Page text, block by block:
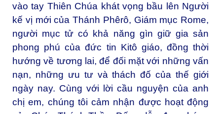
vào tay Thiên Chúa khát vọng bầu lên Người
kế vị mới của Thánh Phêrô, Giám mục Rome,
người mục tử có khả năng gìn giữ gia sản
phong phú của đức tin Kitô giáo, đồng thời
hướng về tương lai, để đối mặt với những vấn
nạn, những ưu tư và thách đố của thế giới
ngày nay. Cùng với lời cầu nguyện của anh
chị em, chúng tôi cảm nhận được hoạt động